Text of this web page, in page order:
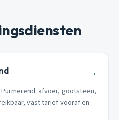
→
afvoer, gootsteen,
vast tarief vooraf en